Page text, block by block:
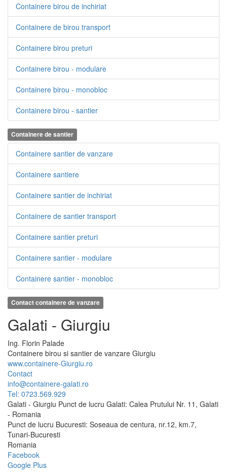
Containere birou de inchiriat
Containere de birou transport
Containere birou preturi
Containere birou - modulare
Containere birou - monobloc
Containere birou - santier
Containere de santier
Containere santier de vanzare
Containere santiere
Containere santier de inchiriat
Containere de santier transport
Containere santier preturi
Containere santier - modulare
Containere santier - monobloc
Contact containere de vanzare
Galati - Giurgiu
Ing. Florin Palade
Containere birou si santier de vanzare Giurgiu
www.containere-Giurgiu.ro
Contact
info@containere-galati.ro
Tel: 0723.569.929
Galati - Giurgiu Punct de lucru Galati: Calea Prutului Nr. 11, Galati
- Romania
Punct de lucru Bucuresti: Soseaua de centura, nr.12, km.7,
Tunari-Bucuresti
Romania
Facebook
Google Plus